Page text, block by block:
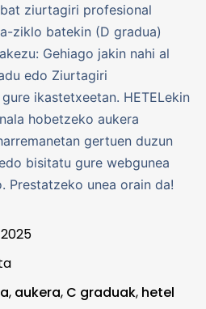
ziurtagiri profesional
ziklo batekin (D gradua)
Gehiago jakin nahi al
edo Ziurtagiri
ikastetxeetan. HETELekin
hobetzeko aukera
gertuen duzun
bisitatu gure webgunea
Prestatzeko unea orain da!
, aukera, C graduak, hetel